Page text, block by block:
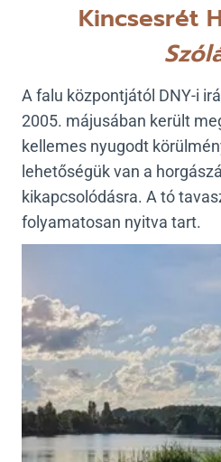
Kincsesrét
A falu központjától DNY-i
2005. májusában került
kellemes nyugodt
lehetőségük van a
kikapcsolódásra. A tó
folyamatosan nyitva tart.